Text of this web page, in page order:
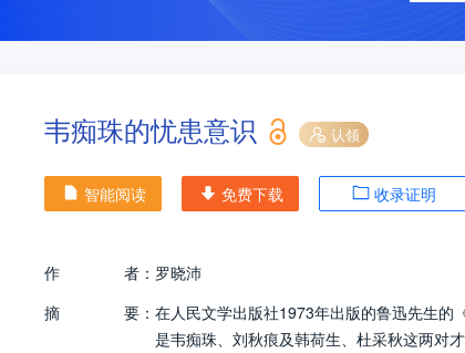
韦痴珠的忧患意识 认领
智能阅读 免费下载 收录证明
作 者： 罗晓沛
摘
要： 在人民文学出版社1973年出版的鲁迅先生的
是韦痴珠、刘秋痕及韩荷生、杜采秋这两对